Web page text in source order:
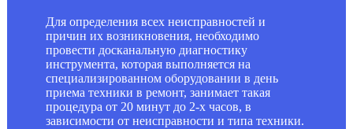
Для определения всех неисправностей и
причин их возникновения, необходимо
провести досканальную диагностику
инструмента, которая выполняется на
специализированном оборудовании в день
приема техники в ремонт, занимает такая
процедура от 20 минут до 2-х часов, в
зависимости от неисправности и типа техники.